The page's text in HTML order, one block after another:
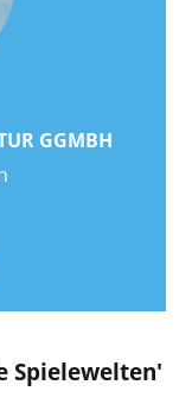
GGMBH
Spielewelten'